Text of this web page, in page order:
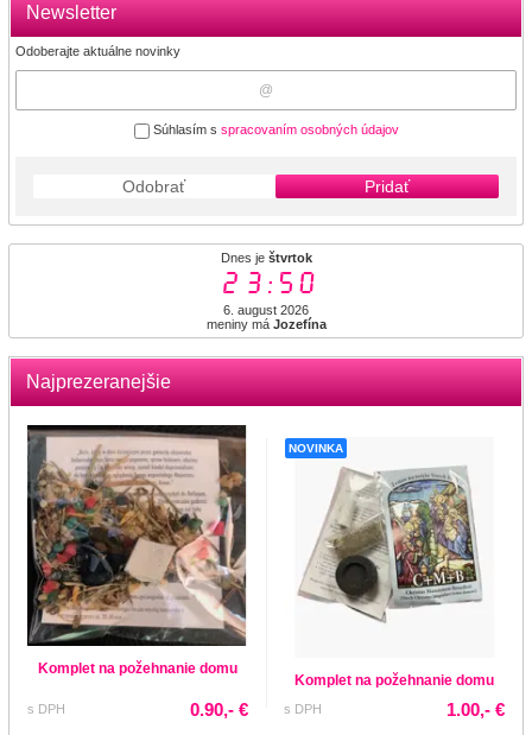
Newsletter
Odoberajte aktuálne novinky
Súhlasím s spracovaním osobných údajov
Odobrať Pridať
Dnes je štvrtok
23:50
6. august 2026
meniny má Jozefína
Najprezeranejšie
Komplet na požehnanie domu
s DPH 0.90,- €
NOVINKA
Komplet na požehnanie domu
s DPH 1.00,- €